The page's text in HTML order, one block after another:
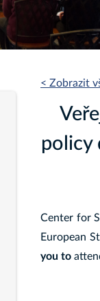
< Zobrazit
policy
Center for
European
you to